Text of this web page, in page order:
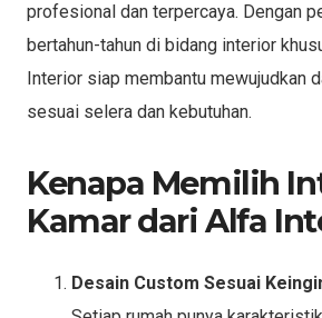
profesional dan terpercaya. Dengan
bertahun-tahun di bidang interior
Interior siap membantu mewujudkan
sesuai selera dan kebutuhan.
Kenapa Memilih
Kamar dari Alfa
Desain Custom Sesuai